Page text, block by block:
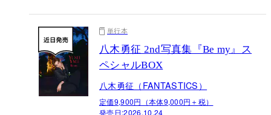
単行本
八木勇征 2nd写真集『Be my』ス
ペシャルBOX
八木勇征（FANTASTICS）
定価9,900円（本体9,000円＋税）
発売日:2026.10.24